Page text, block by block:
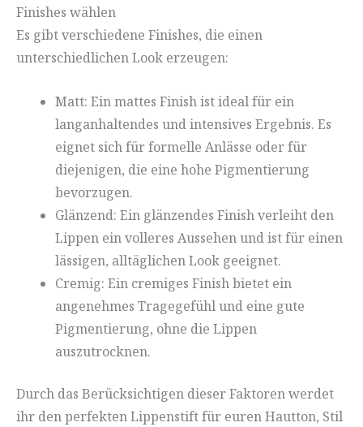
Finishes wählen
Es gibt verschiedene Finishes, die einen
unterschiedlichen Look erzeugen:
Matt: Ein mattes Finish ist ideal für ein
langanhaltendes und intensives Ergebnis. Es
eignet sich für formelle Anlässe oder für
diejenigen, die eine hohe Pigmentierung
bevorzugen.
Glänzend: Ein glänzendes Finish verleiht den
Lippen ein volleres Aussehen und ist für einen
lässigen, alltäglichen Look geeignet.
Cremig: Ein cremiges Finish bietet ein
angenehmes Tragegefühl und eine gute
Pigmentierung, ohne die Lippen
auszutrocknen.
Durch das Berücksichtigen dieser Faktoren werdet
ihr den perfekten Lippenstift für euren Hautton, Stil